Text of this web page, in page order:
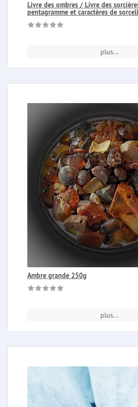
Livre des ombres / Livre des
pentagramme et caractères de
plus...
Ambre grande 250g
plus...